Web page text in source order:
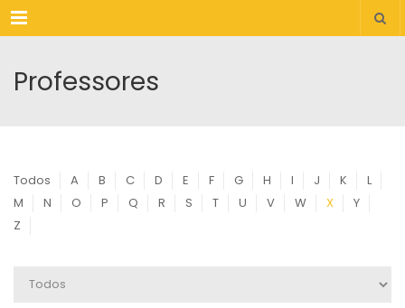
Menu
Professores
Todos A B C D E F G H I J K
L
M
N O P Q R S T U V W X
Y
Z